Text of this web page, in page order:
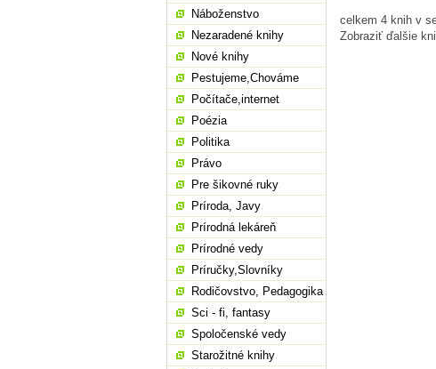
celkem 4 knih v
Zobraziť ďalšie
Náboženstvo
Nezaradené knihy
Nové knihy
Pestujeme,Chováme
Počítače,internet
Poézia
Politika
Právo
Pre šikovné ruky
Príroda, Javy
Prírodná lekáreň
Prírodné vedy
Príručky,Slovníky
Rodičovstvo, Pedagogika
Sci - fi, fantasy
Spoločenské vedy
Starožitné knihy